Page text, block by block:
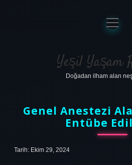
Anasayfa
Gizlilik
Yasal
aç
Yeşil Yaşam
Doğadan ilham alan
Genel Anestezi
Entübe
Tarih: Ekim 29, 2024